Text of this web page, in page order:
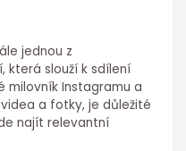
jednou z
která slouží k sdílení
milovník Instagramu a
a fotky, je důležité
najít relevantní